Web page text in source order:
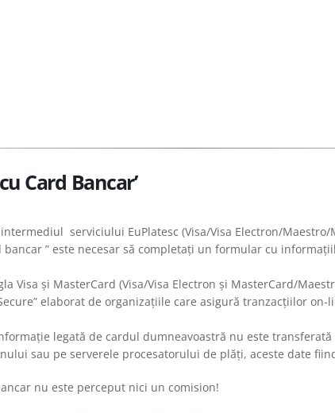
Card Bancar’
serviciului EuPlatesc (Visa/Visa Electron/Maestro/
” este necesar să completați un formular cu
Visa și MasterCard (Visa/Visa Electron și MasterCard/
elaborat de organizațiile care asigură tranzacțiilor
legată de cardul dumneavoastră nu este transferată
sau pe serverele procesatorului de plăți, aceste date
nu este perceput nici un comision!